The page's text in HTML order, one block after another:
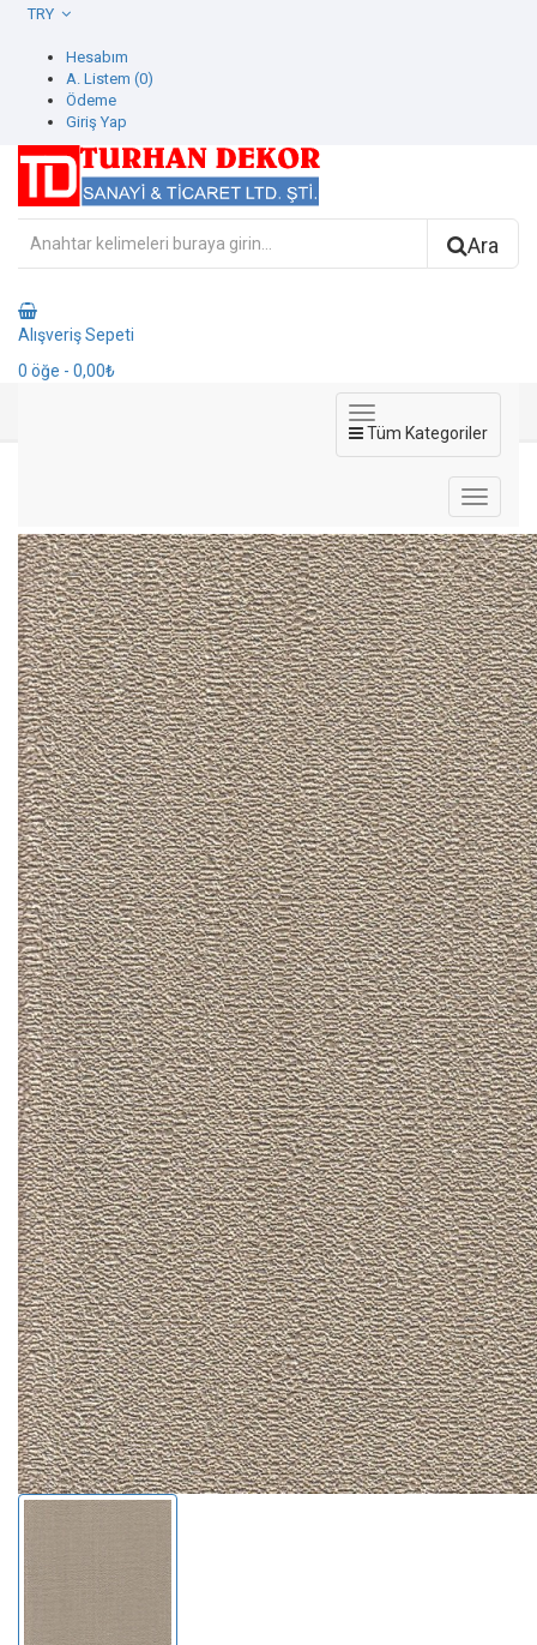
Hesabım
A. Listem (0)
Ödeme
Giriş Yap
Ara
Alışveriş Sepeti
0 öğe - 0,00₺
Tüm Kategoriler